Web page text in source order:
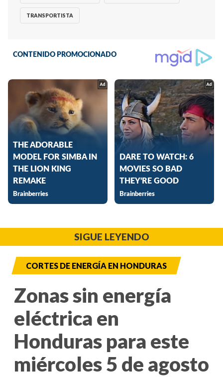
TRANSPORTISTA
SIGUE LEYENDO
CORTES DE ENERGÍA EN HONDURAS
Zonas sin energía
eléctrica en
Honduras para este
miércoles 5 de agosto